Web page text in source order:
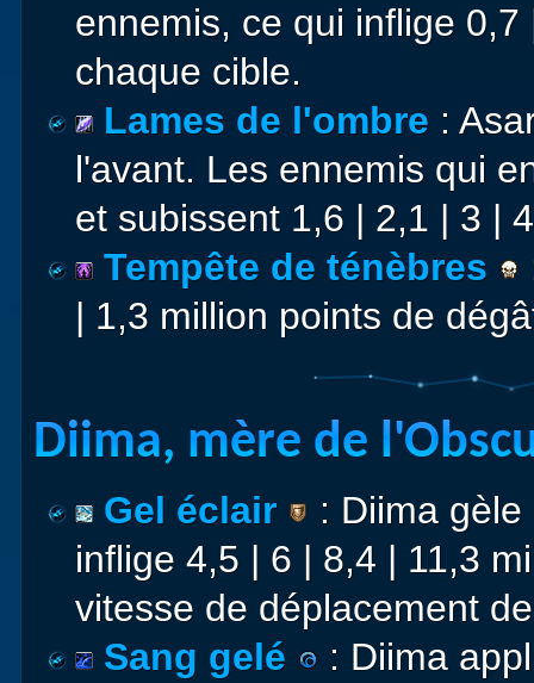
ennemis, ce qui inflige
chaque cible.
Lames de l'ombre :
l'avant. Les ennemis qui
et subissent 1,6 | 2,1 | 3 |
Tempête de ténèbres
| 1,3 million points de
Diima, mère de
Gel éclair
: Diima
inflige 4,5 | 6 | 8,4 | 11,3
vitesse de déplacement
Sang gelé
: Diima